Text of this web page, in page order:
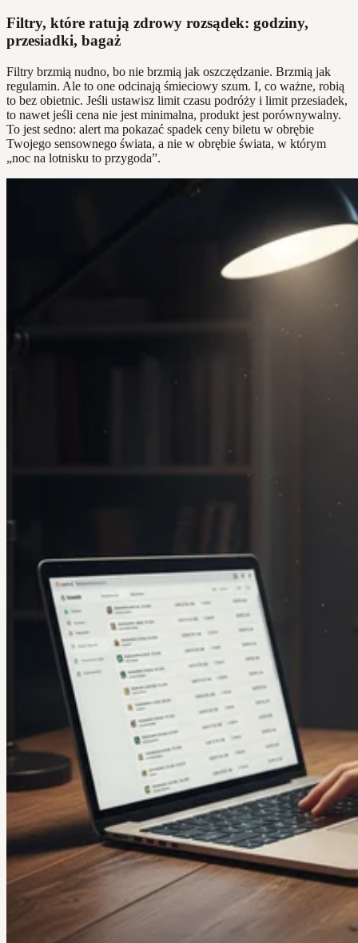
Filtry, które ratują zdrowy rozsądek: godziny,
przesiadki, bagaż
Filtry brzmią nudno, bo nie brzmią jak oszczędzanie. Brzmią jak
regulamin. Ale to one odcinają śmieciowy szum. I, co ważne, robią
to bez obietnic. Jeśli ustawisz limit czasu podróży i limit przesiadek,
to nawet jeśli cena nie jest minimalna, produkt jest porównywalny.
To jest sedno: alert ma pokazać spadek ceny biletu w obrębie
Twojego sensownego świata, a nie w obrębie świata, w którym
„noc na lotnisku to przygoda”.